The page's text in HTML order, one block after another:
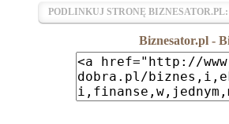
PODLINKUJ STRONĘ BIZNESATOR.PL:
Biznesator.pl -